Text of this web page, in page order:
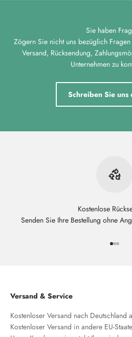
Sie haben
Zögern Sie nicht uns bezüglich
Versand, Rücksendung,
Unternehmen zu
Schreiben Sie uns
Kostenlose
Senden Sie Ihre Bestellung ohne
Versand & Service
Kostenloser Versand nach
Kostenloser Versand in andere EU-